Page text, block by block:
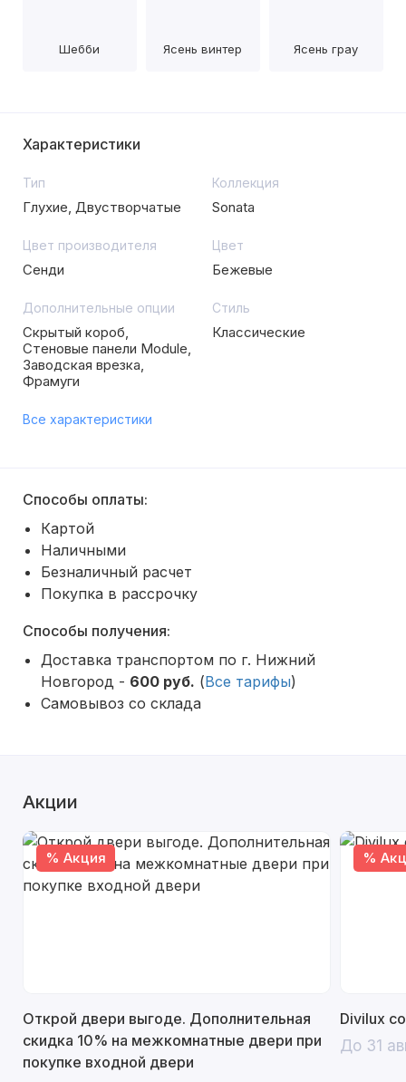
Шебби Ясень винтер Ясень грау
Характеристики
Тип
Глухие, Двустворчатые
Коллекция
Sonata
Цвет производителя
Сенди
Цвет
Бежевые
Дополнительные опции
Скрытый короб,
Стеновые панели Module,
Заводская врезка,
Фрамуги
Стиль
Классические
Все характеристики
Способы оплаты:
Картой
Наличными
Безналичный расчет
Покупка в рассрочку
Способы получения:
Доставка транспортом по г. Нижний
Новгород - 600 руб. (Все тарифы)
Самовывоз со склада
Акции
% Акция
Открой двери выгоде. Дополнительная
скидка 10% на межкомнатные двери при
покупке входной двери
%
Divilux
До 31